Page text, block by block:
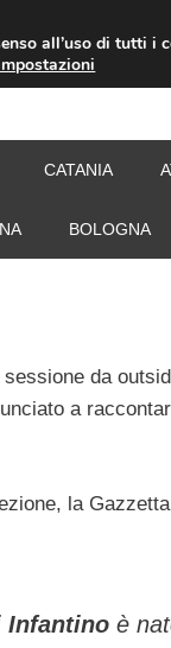
CATANIA
BOLOGNA
da
a
la
Infantino è
all’uso di tutti i